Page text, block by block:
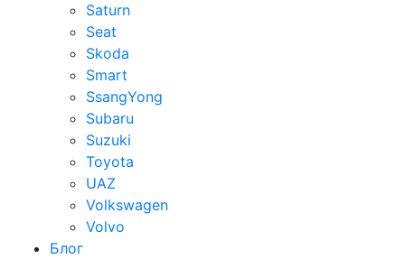
Saturn
Seat
Skoda
Smart
SsangYong
Subaru
Suzuki
Toyota
UAZ
Volkswagen
Volvo
Блог